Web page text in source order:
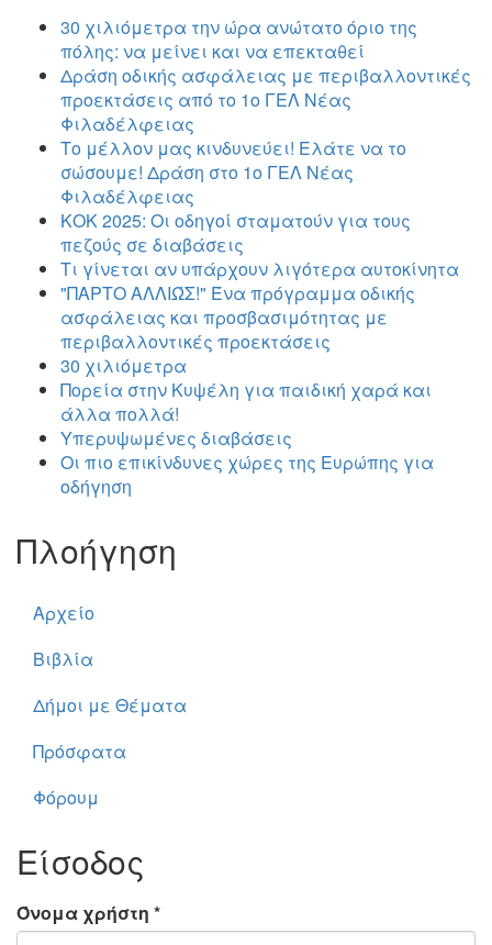
30 χιλιόμετρα την ώρα ανώτατο όριο της
πόλης: να μείνει και να επεκταθεί
Δράση οδικής ασφάλειας με περιβαλλοντικές
προεκτάσεις από το 1ο ΓΕΛ Νέας
Φιλαδέλφειας
Το μέλλον μας κινδυνεύει! Ελάτε να το
σώσουμε! Δράση στο 1ο ΓΕΛ Νέας
Φιλαδέλφειας
ΚΟΚ 2025: Οι οδηγοί σταματούν για τους
πεζούς σε διαβάσεις
Τι γίνεται αν υπάρχουν λιγότερα αυτοκίνητα
"ΠΑΡΤΟ ΑΛΛΙΏΣ!" Ένα πρόγραμμα οδικής
ασφάλειας και προσβασιμότητας με
περιβαλλοντικές προεκτάσεις
30 χιλιόμετρα
Πορεία στην Κυψέλη για παιδική χαρά και
άλλα πολλά!
Υπερυψωμένες διαβάσεις
Οι πιο επικίνδυνες χώρες της Ευρώπης για
οδήγηση
Πλοήγηση
Αρχείο
Βιβλία
Δήμοι με Θέματα
Πρόσφατα
Φόρουμ
Είσοδος
Όνομα χρήστη *